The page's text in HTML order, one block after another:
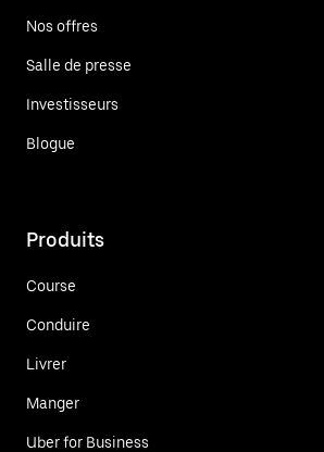
Nos offres
Salle de presse
Investisseurs
Blogue
Produits
Course
Conduire
Livrer
Manger
Uber for Business